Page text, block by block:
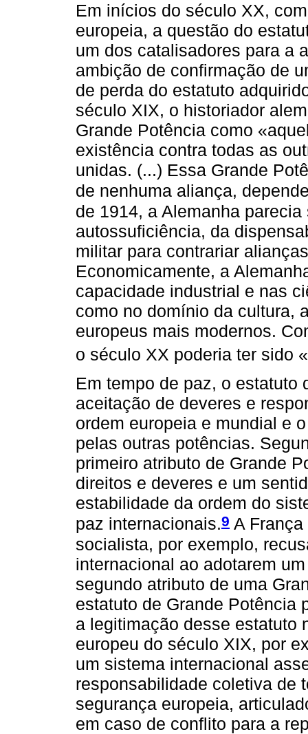
Em inícios do século XX,
europeia, a questão do
um dos catalisadores para a
ambição de confirmação de
de perda do estatuto
século XIX, o historiador
Grande Potência como
existência contra todas as
unidas. (...) Essa Grande
de nenhuma aliança,
de 1914, a Alemanha
autossuficiência, da
militar para contrariar
Economicamente, a
capacidade industrial e nas
como no domínio da cultura,
europeus mais modernos.
o século XX poderia ter sido
Em tempo de paz, o estatuto
aceitação de deveres e
ordem europeia e mundial e
pelas outras potências.
primeiro atributo de Grande
direitos e deveres e um
estabilidade da ordem do
paz internacionais.9 A
socialista, por exemplo,
internacional ao adotarem
segundo atributo de uma
estatuto de Grande Potência
a legitimação desse estatuto
europeu do século XIX, por
um sistema internacional
responsabilidade coletiva de
segurança europeia,
em caso de conflito para a